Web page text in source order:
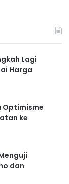
Lagi
Harga
Optimisme
ke
dan